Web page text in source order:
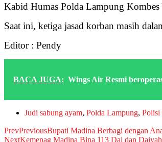
Kabid Humas Polda Lampung
Saat ini, ketiga jasad korban masih
Editor : Pendy
BACA JUGA: Wings Air Resmi
Judi sabung ayam, Polda Lampung, Polisi
PrevPreviousBupati Madina Berbagi dengan
NextKemenag Madina Bina 113 Dai dan Daiyah